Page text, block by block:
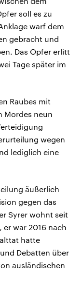
soll es zu
warf dem
gebracht und
Das Opfer erlitt
Tage später im
Raubes mit
Mordes neun
wegen
lediglich eine
äußerlich
gegen das
Syrer wohnt seit
er war 2016 nach
hatte
Debatten über
ausländischen